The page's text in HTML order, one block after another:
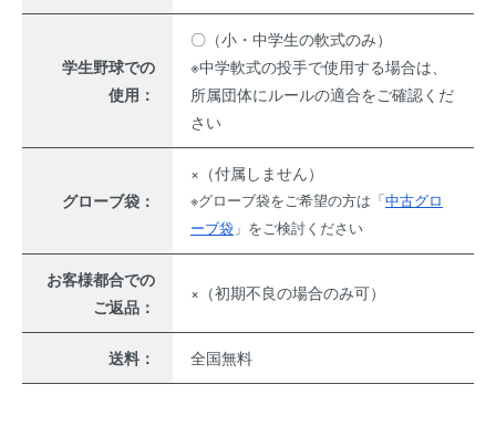
学生野球での
使用：
〇（小・中学生の軟式のみ）
※中学軟式の投手で使用する場合は、
所属団体にルールの適合をご確認くだ
さい
グローブ袋：
×（付属しません）
※グローブ袋をご希望の方は「中古グロ
ーブ袋 」をご検討ください
お客様都合での
ご返品：
×（初期不良の場合のみ可）
送料： 全国無料